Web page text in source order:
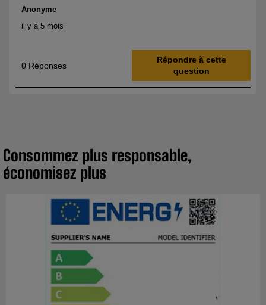
Consommez plus responsable,
économisez plus